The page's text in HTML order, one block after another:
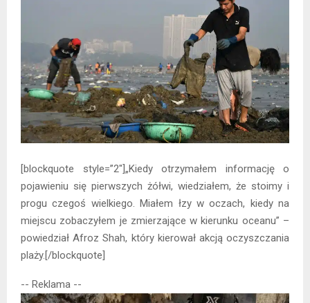
[blockquote style=”2″]„Kiedy otrzymałem informację o
pojawieniu się pierwszych żółwi, wiedziałem, że stoimy i
progu czegoś wielkiego. Miałem łzy w oczach, kiedy na
miejscu zobaczyłem je zmierzające w kierunku oceanu” –
powiedział Afroz Shah, który kierował akcją oczyszczania
plaży.[/blockquote]
-- Reklama --